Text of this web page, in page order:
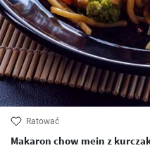
Ratować
Makaron chow mein z